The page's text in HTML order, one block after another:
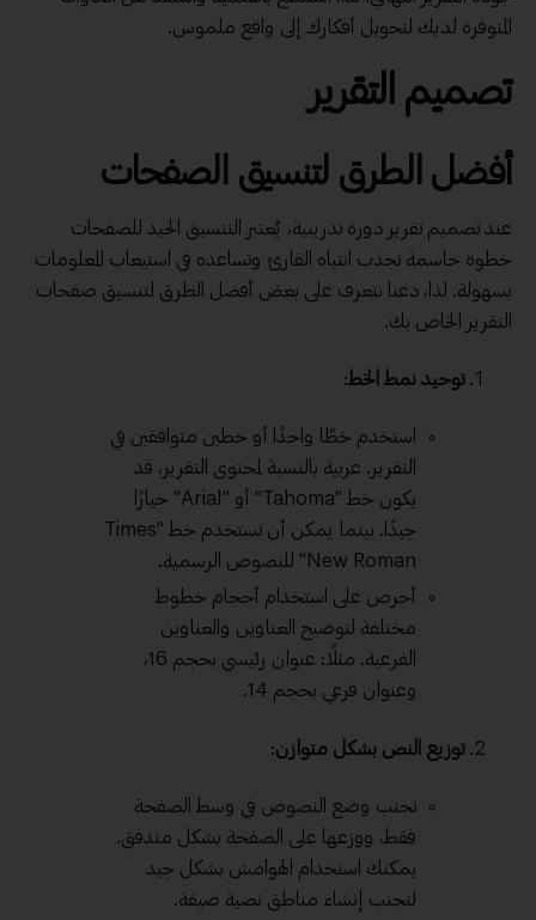
المتوفرة لديك لتحويل أفكارك إلى واقع ملموس.
تصميم التقرير
أفضل الطرق لتنسيق الصفحات
عند تصميم تقرير دورة تدريبية، يُعتبر التنسيق الجيد للصفحات
خطوة حاسمة تجذب انتباه القارئ وتساعده في استيعاب المعلومات
بسهولة. لذا، دعنا نتعرف على بعض أفضل الطرق لتنسيق صفحات
التقرير الخاص بك.
توحيد نمط الخط:
استخدم خطًا واحدًا أو خطين متوافقين في
التقرير. عربية بالنسبة لمحتوى التقرير، قد
يكون خط "Tahoma" أو "Arial" خيارًا
جيدًا. بينما يمكن أن تستخدم خط "Times
New Roman" للنصوص الرسمية.
أحرص على استخدام أحجام خطوط
مختلفة لتوضيح العناوين والعناوين
الفرعية. مثلًا: عنوان رئيسي بحجم 16،
وعنوان فرعي بحجم 14.
توزيع النص بشكل متوازن:
تجنب وضع النصوص في وسط الصفحة
فقط، ووزعها على الصفحة بشكل متدفق.
يمكنك استخدام الهوامش بشكل جيد
لتجنب إنشاء مناطق نصية ضيقة.